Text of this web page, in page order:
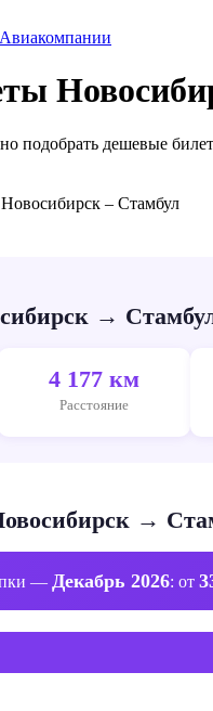
Авиакомпании
подобрать дешевые
Новосибирск – Стамбул
→
4 177 км
Расстояние
→
— Декабрь 2026: от